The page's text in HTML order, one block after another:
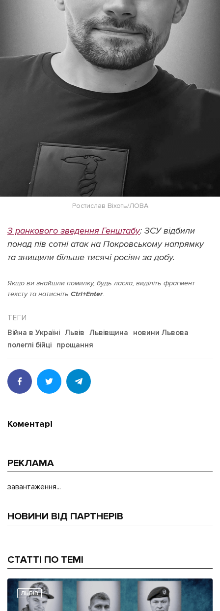
Ростислав Віхоть/ЛОВА
З ранкового зведення Генштабу: ЗСУ відбили
понад пів сотні атак на Покровському напрямку
та знищили більше тисячі росіян за добу.
Якщо ви знайшли помилку, будь ласка, виділіть фрагмент
тексту та натисніть Ctrl+Enter.
Війна в Україні Львів Львівщина
новини Львова
полеглі бійці
прощання
Коментарі
РЕКЛАМА
завантаження...
НОВИНИ ВІД ПАРТНЕРІВ
СТАТТІ ПО ТЕМІ
ЛЬВІВ